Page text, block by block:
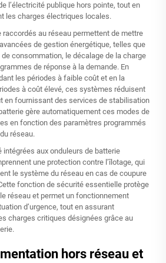
l’électricité publique hors pointe, tout en
les charges électriques locales.
raccordés au réseau permettent de mettre
de gestion énergétique, telles que
consommation, le décalage de la charge
de réponse à la demande. En
les périodes à faible coût et en la
à coût élevé, ces systèmes réduisent
en fournissant des services de stabilisation
gère automatiquement ces modes de
en fonction des paramètres programmés
réseau.
aux onduleurs de batterie
une protection contre l’îlotage, qui
le système du réseau en cas de coupure
fonction de sécurité essentielle protège
réseau et permet un fonctionnement
d’urgence, tout en assurant
charges critiques désignées grâce au
hors réseau et